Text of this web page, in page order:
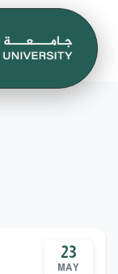
23
MAY